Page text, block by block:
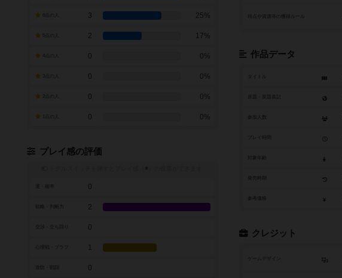
作品データ
タイトル
参加人数
参考価格
クレジット
ゲームデザイン
3 25%
2 17%
0 0%
0 0%
0 0%
0 0%
プレイ感の評価
※
0
戦略・判断力 2
0
1
0